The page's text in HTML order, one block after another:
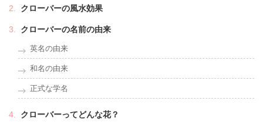
クローバーの風水効果
クローバーの名前の由来
英名の由来
和名の由来
正式な学名
クローバーってどんな花？